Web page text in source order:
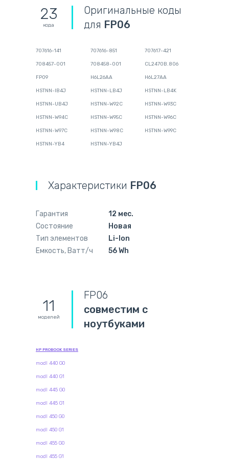
23
кода
Оригинальные коды
для FP06
707616-141 707616-851 707617-421
708457-001 708458-001 CL2470B.806
FP09 H6L26AA H6L27AA
HSTNN-IB4J HSTNN-LB4J HSTNN-LB4K
HSTNN-UB4J HSTNN-W92C HSTNN-W93C
HSTNN-W94C HSTNN-W95C HSTNN-W96C
HSTNN-W97C HSTNN-W98C HSTNN-W99C
HSTNN-YB4 HSTNN-YB4J
Характеристики FP06
Гарантия
12 мес.
Состояние
Новая
Тип элементов
Li-Ion
Емкость, Ватт/ч
56 Wh
11
моделей
FP06
совместим с
ноутбуками
HP PROBOOK SERIES
modl 440 G0
modl 440 G1
modl 445 G0
modl 445 G1
modl 450 G0
modl 450 G1
modl 455 G0
modl 455 G1